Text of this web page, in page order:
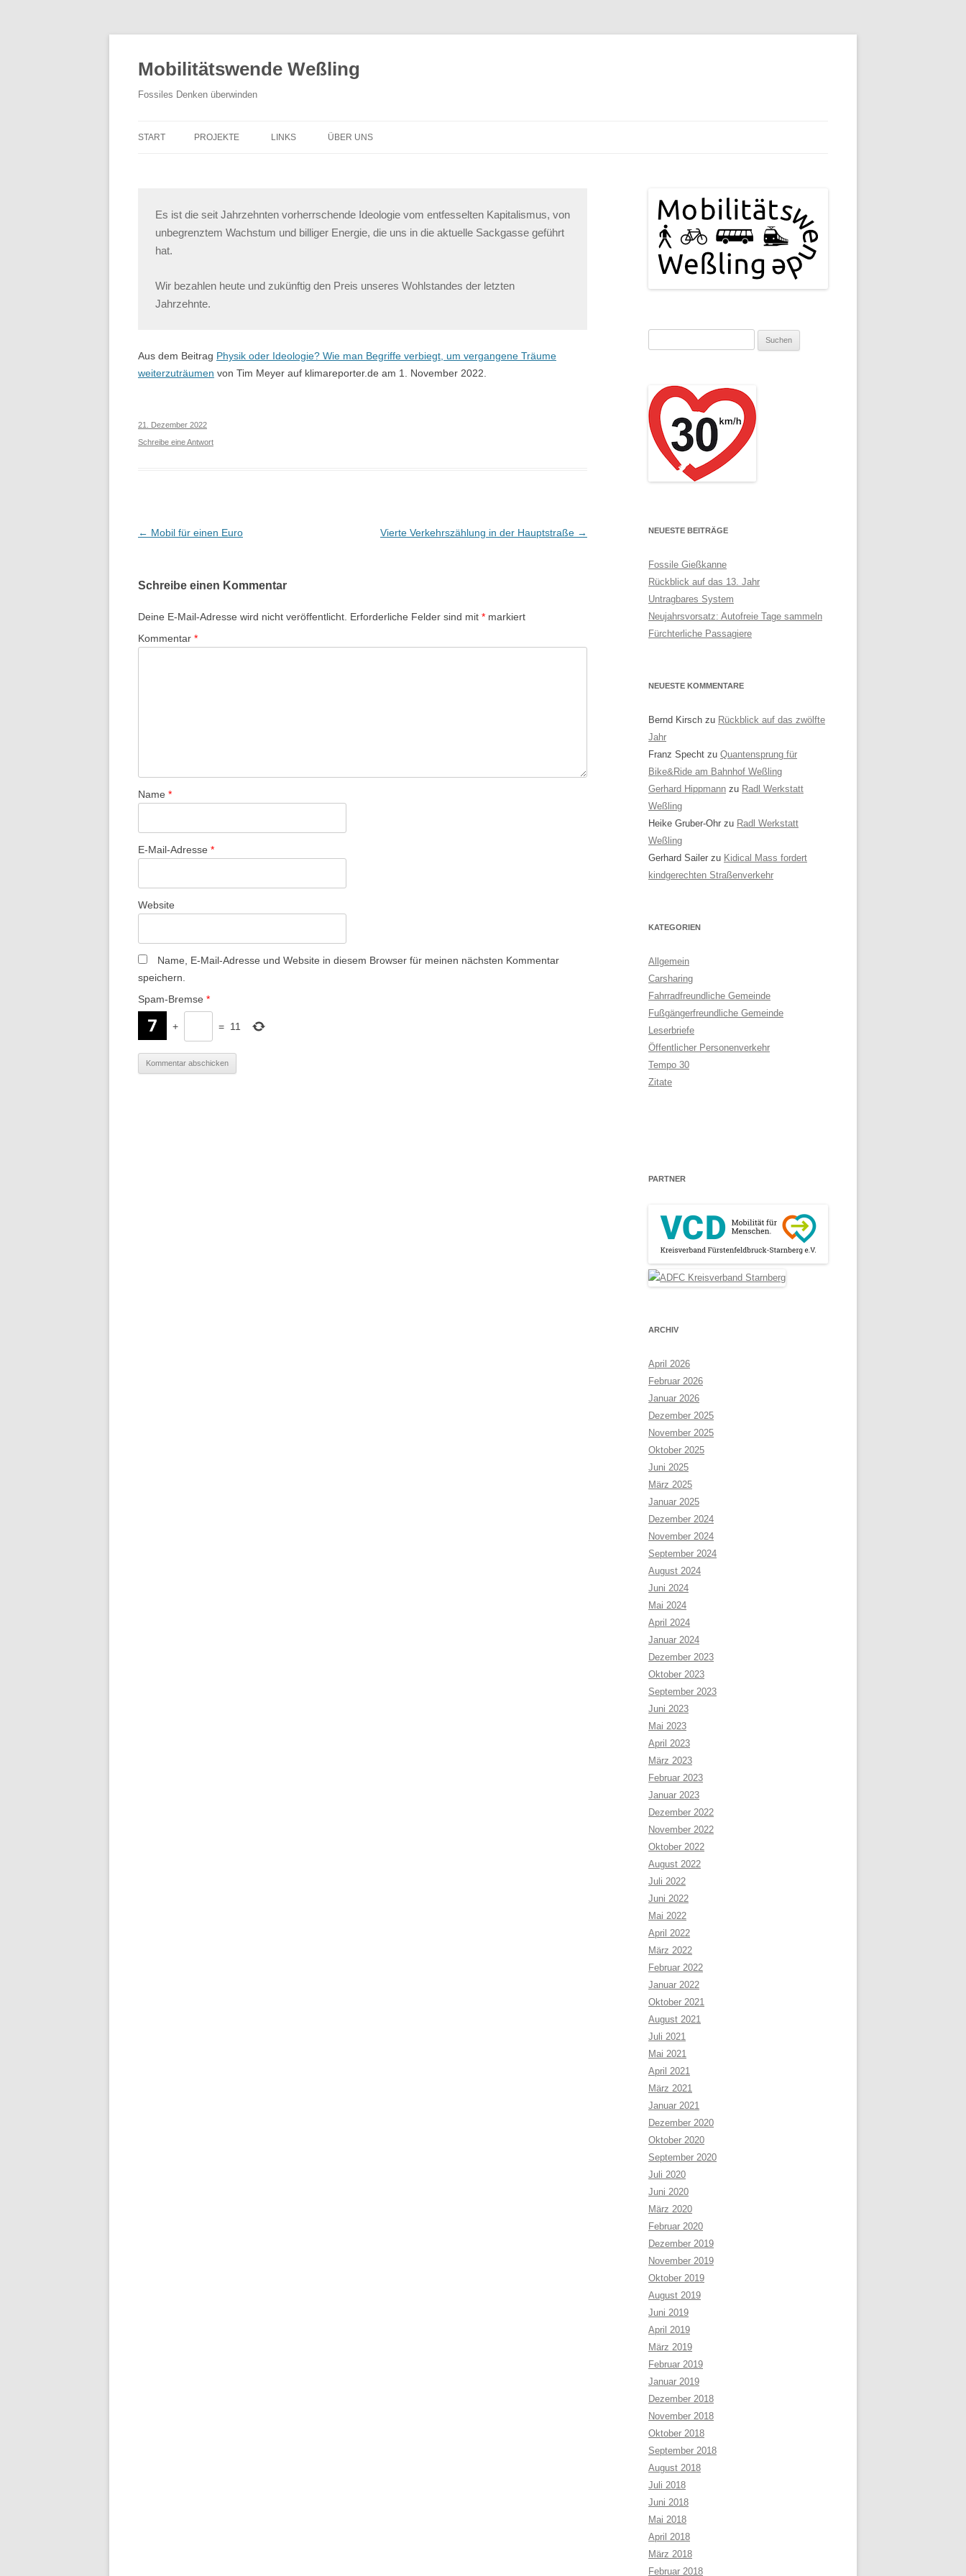
Mobilitätswende Weßling
Fossiles Denken überwinden
START PROJEKTE
CARSHARING
WILLKOMMENSRADLTOUREN
LINKS ÜBER UNS
Es ist die seit Jahrzehnten vorherrschende Ideologie vom entfesselten Kapitalismus, von
unbegrenztem Wachstum und billiger Energie, die uns in die aktuelle Sackgasse geführt
hat.
Wir bezahlen heute und zukünftig den Preis unseres Wohlstandes der letzten
Jahrzehnte.
Aus dem Beitrag Physik oder Ideologie? Wie man Begriffe verbiegt, um vergangene Träume
weiterzuträumen von Tim Meyer auf klimareporter.de am 1. November 2022.
21. Dezember 2022
Schreibe eine Antwort
Beitragsnavigation
← Mobil für einen Euro Vierte Verkehrszählung in der Hauptstraße →
Schreibe einen Kommentar
Deine E-Mail-Adresse wird nicht veröffentlicht. Erforderliche Felder sind mit * markiert
Kommentar *
Name *
E-Mail-Adresse *
Website
Name, E-Mail-Adresse und Website in diesem Browser für meinen nächsten Kommentar
speichern.
Spam-Bremse *
+ = 11
NEUESTE BEITRÄGE
Fossile Gießkanne
Rückblick auf das 13. Jahr
Untragbares System
Neujahrsvorsatz: Autofreie Tage sammeln
Fürchterliche Passagiere
NEUESTE KOMMENTARE
Bernd Kirsch zu Rückblick auf das zwölfte
Jahr
Franz Specht zu Quantensprung für
Bike&Ride am Bahnhof Weßling
Gerhard Hippmann zu Radl Werkstatt
Weßling
Heike Gruber-Ohr zu Radl Werkstatt
Weßling
Gerhard Sailer zu Kidical Mass fordert
kindgerechten Straßenverkehr
KATEGORIEN
Allgemein
Carsharing
Fahrradfreundliche Gemeinde
Fußgängerfreundliche Gemeinde
Leserbriefe
Öffentlicher Personenverkehr
Tempo 30
Zitate
PARTNER
ARCHIV
April 2026
Februar 2026
Januar 2026
Dezember 2025
November 2025
Oktober 2025
Juni 2025
März 2025
Januar 2025
Dezember 2024
November 2024
September 2024
August 2024
Juni 2024
Mai 2024
April 2024
Januar 2024
Dezember 2023
Oktober 2023
September 2023
Juni 2023
Mai 2023
April 2023
März 2023
Februar 2023
Januar 2023
Dezember 2022
November 2022
Oktober 2022
August 2022
Juli 2022
Juni 2022
Mai 2022
April 2022
März 2022
Februar 2022
Januar 2022
Oktober 2021
August 2021
Juli 2021
Mai 2021
April 2021
März 2021
Januar 2021
Dezember 2020
Oktober 2020
September 2020
Juli 2020
Juni 2020
März 2020
Februar 2020
Dezember 2019
November 2019
Oktober 2019
August 2019
Juni 2019
April 2019
März 2019
Februar 2019
Januar 2019
Dezember 2018
November 2018
Oktober 2018
September 2018
August 2018
Juli 2018
Juni 2018
Mai 2018
April 2018
März 2018
Februar 2018